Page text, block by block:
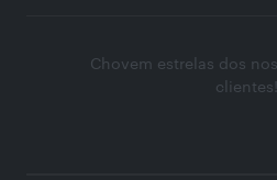
Chovem estrelas dos
clientes!